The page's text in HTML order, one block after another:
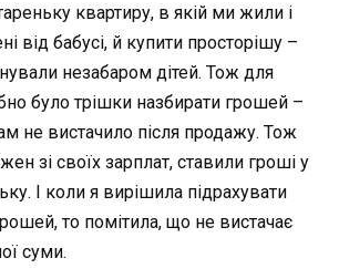
квартиру, в якій ми жили і
від бабусі, й купити просторішу –
незабаром дітей. Тож для
було трішки назбирати грошей –
не вистачило після продажу. Тож
зі своїх зарплат, ставили гроші у
І коли я вирішила підрахувати
то помітила, що не вистачає
суми.